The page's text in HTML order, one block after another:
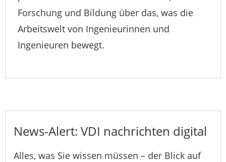
Forschung und Bildung über das, was die
Arbeitswelt von Ingenieurinnen und
Ingenieuren bewegt.
News-Alert: VDI nachrichten digital
Alles, was Sie wissen müssen – der Blick auf